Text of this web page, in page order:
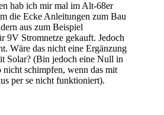
hab ich mir mal im Alt-68er
die Ecke Anleitungen zum Bau
aus zum Beispiel
9V Stromnetze gekauft. Jedoch
Wäre das nicht eine Ergänzung
Solar? (Bin jedoch eine Null in
schimpfen, wenn das mit
per se nicht funktioniert).